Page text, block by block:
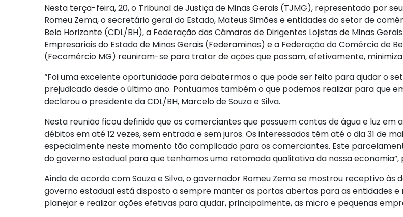
Nesta terça-feira, 20, o Tribunal de Justiça de Minas Gerais (TJMG), representado por
Romeu Zema, o secretário geral do Estado, Mateus Simões e entidades do setor de
Belo Horizonte (CDL/BH), a Federação das Câmaras de Dirigentes Lojistas de Minas
Empresariais do Estado de Minas Gerais (Federaminas) e a Federação do Comércio de
(Fecomércio MG) reuniram-se para tratar de ações que possam, efetivamente,
“Foi uma excelente oportunidade para debatermos o que pode ser feito para ajudar o
prejudicado desde o último ano. Pontuamos também o que podemos realizar para que
declarou o presidente da CDL/BH, Marcelo de Souza e Silva.
Nesta reunião ficou definido que os comerciantes que possuem contas de água e luz
débitos em até 12 vezes, sem entrada e sem juros. Os interessados têm até o dia 31 de
especialmente neste momento tão complicado para os comerciantes. Este
do governo estadual para que tenhamos uma retomada qualitativa da nossa economia”,
Ainda de acordo com Souza e Silva, o governador Romeu Zema se mostrou receptivo
governo estadual está disposto a sempre manter as portas abertas para as entidades
planejar e realizar ações efetivas para ajudar, principalmente, as micro e pequenas